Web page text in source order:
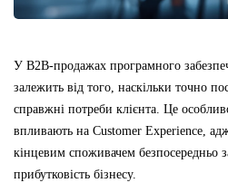
У B2B-продажах програмного
залежить від того, наскільки точно
справжні потреби клієнта. Це
впливають на Customer Experience,
кінцевим споживачем безпосередньо
прибутковість бізнесу.